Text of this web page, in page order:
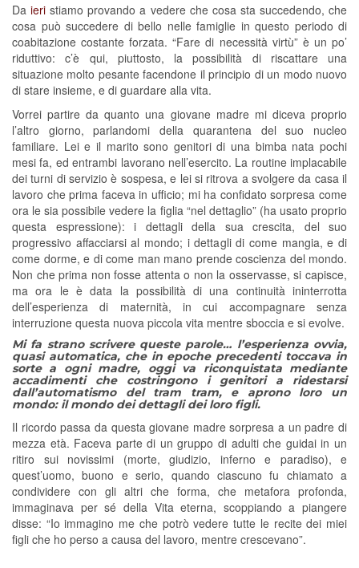
Daieri stiamo provando a vedere che cosa sta succedendo, che
cosa può succedere di bello nelle famiglie in questo periodo di
coabitazione costante forzata. “Fare di necessità virtù” è un po’
riduttivo: c’è qui, piuttosto, la possibilità di riscattare una
situazione molto pesante facendone il principio di un modo nuovo
di stare insieme, e di guardare alla vita.
Vorrei partire da quanto una giovane madre mi diceva proprio
l’altro giorno, parlandomi della quarantena del suo nucleo
familiare. Lei e il marito sono genitori di una bimba nata pochi
mesi fa, ed entrambi lavorano nell’esercito. La routine implacabile
dei turni di servizio è sospesa, e lei si ritrova a svolgere da casa il
lavoro che prima faceva in ufficio; mi ha confidato sorpresa come
ora le sia possibile vedere la figlia “nel dettaglio” (ha usato proprio
questa espressione): i dettagli della sua crescita, del suo
progressivo affacciarsi al mondo; i dettagli di come mangia, e di
come dorme, e di come man mano prende coscienza del mondo.
Non che prima non fosse attenta o non la osservasse, si capisce,
ma ora le è data la possibilità di una continuità ininterrotta
dell’esperienza di maternità, in cui accompagnare senza
interruzione questa nuova piccola vita mentre sboccia e si evolve.
Mi fa strano scrivere queste parole… l’esperienza ovvia,
quasi automatica, che in epoche precedenti toccava in
sorte a ogni madre, oggi va riconquistata mediante
accadimenti che costringono i genitori a ridestarsi
dall’automatismo del tram tram, e aprono loro un
mondo: il mondo dei dettagli dei loro figli.
Il ricordo passa da questa giovane madre sorpresa a un padre di
mezza età. Faceva parte di un gruppo di adulti che guidai in un
ritiro sui novissimi (morte, giudizio, inferno e paradiso), e
quest’uomo, buono e serio, quando ciascuno fu chiamato a
condividere con gli altri che forma, che metafora profonda,
immaginava per sé della Vita eterna, scoppiando a piangere
disse: “Io immagino me che potrò vedere tutte le recite dei miei
figli che ho perso a causa del lavoro, mentre crescevano”.